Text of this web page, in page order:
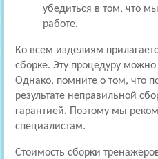
убедиться в том, что
работе.
Ко всем изделиям
сборке. Эту процедуру
Однако, помните о том, что
результате неправильной
гарантией. Поэтому мы
специалистам.
Стоимость сборки